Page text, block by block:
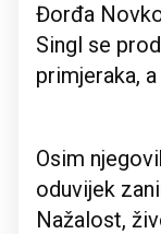
Đorđa
Singl se
primjeraka,
Osim
oduvijek
Nažalost,